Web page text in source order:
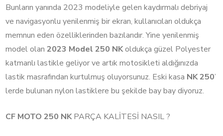
Bunların yanında 2023 modeliyle gelen kaydırmalı debriyaj
ve navigasyonlu yenilenmiş bir ekran, kullanıcıları oldukça
memnun eden özelliklerinden bazılarıdır. Yine yenilenmiş
model olan2023 Model 250 NKoldukça güzel Polyester
katmanlı lastikle geliyor ve artık motosikleti aldığınızda
lastik masrafından kurtulmuş oluyorsunuz. Eski kasa NK 250’
lerde bulunan nylon lastiklere bu şekilde bay bay diyoruz.
CF MOTO 250 NKPARÇA KALİTESİ NASIL ?